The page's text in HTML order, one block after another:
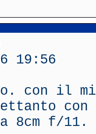
19:56
con il
con
f/11.